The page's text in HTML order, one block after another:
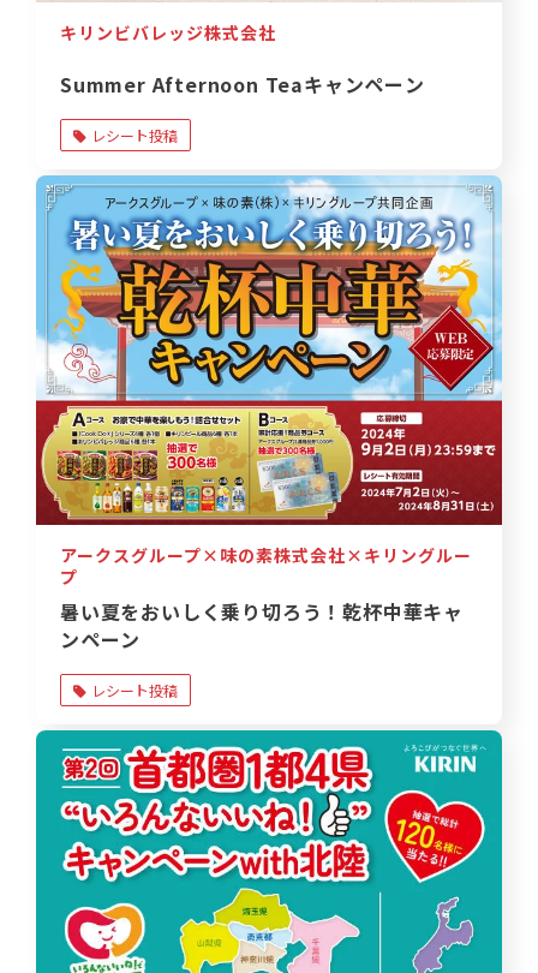
キリンビバレッジ株式会社
Summer Afternoon Teaキャンペーン
レシート投稿
アークスグループ×味の素株式会社×キリングルー
プ
暑い夏をおいしく乗り切ろう！乾杯中華キャ
ンペーン
レシート投稿